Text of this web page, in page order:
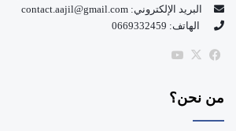
ك
البريد الإلكتروني: contact.aajil@gmail.com
الهاتف: 0669332459
فيسبوك
‫X
من نحن؟